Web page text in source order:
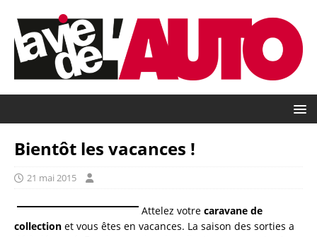
Bientôt les vacances !
21 mai 2015
Attelez votre caravane de
collection et vous êtes en vacances. La saison des sorties a